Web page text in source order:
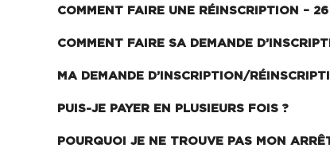
COMMENT FAIRE UNE RÉINSCRIPTION –
COMMENT FAIRE SA DEMANDE
MA DEMANDE D’INSCRIPTION/
PUIS-JE PAYER EN PLUSIEURS FOIS ?
POURQUOI JE NE TROUVE PAS MON